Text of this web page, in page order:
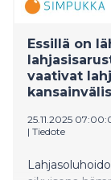
Essillä on
vaativat
25.11.2025
| Tiedote